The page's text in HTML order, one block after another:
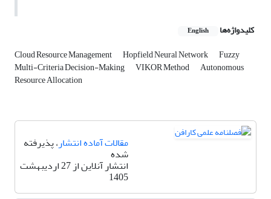
کلیدواژه‌ها English
Cloud Resource Management Hopfield Neural Network Fuzzy
Multi-Criteria Decision-Making VIKOR Method Autonomous
Resource Allocation
مقالات آماده انتشار، پذیرفته
شده
انتشار آنلاین از 27 اردیبهشت
1405